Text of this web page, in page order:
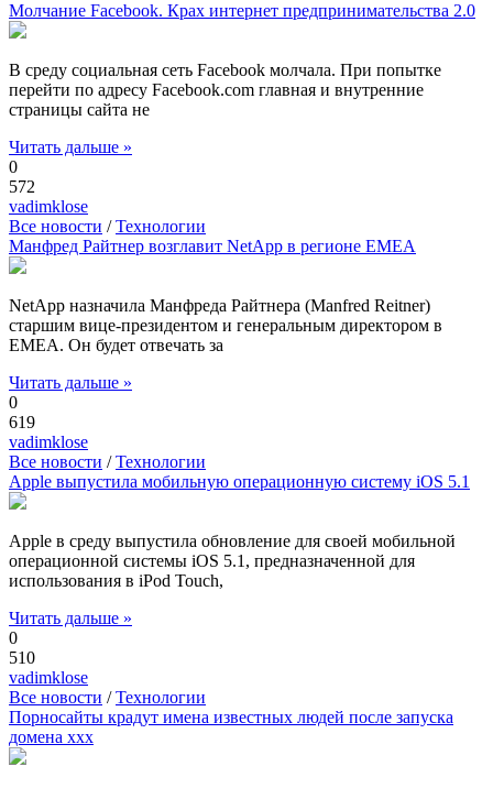
Молчание Facebook. Крах интернет предпринимательства 2.0
В среду социальная сеть Facebook молчала. При попытке
перейти по адресу Facebook.com главная и внутренние
страницы сайта не
Читать дальше »
0
572
vadimklose
Все новости /Технологии
Манфред Райтнер возглавит NetApp в регионе EMEA
NetApp назначила Манфреда Райтнера (Manfred Reitner)
старшим вице-президентом и генеральным директором в
EMEA. Он будет отвечать за
Читать дальше »
0
619
vadimklose
Все новости /Технологии
Apple выпустила мобильную операционную систему iOS 5.1
Apple в среду выпустила обновление для своей мобильной
операционной системы iOS 5.1, предназначенной для
использования в iPod Touch,
Читать дальше »
0
510
vadimklose
Все новости /Технологии
Порносайты крадут имена известных людей после запуска
домена xxx